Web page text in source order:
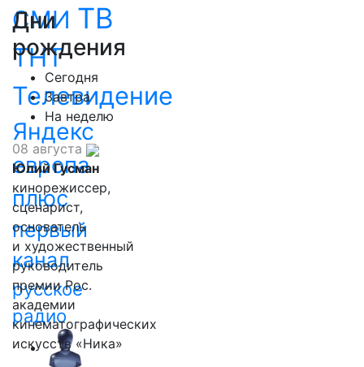
СМИ ТВ
ТНТ
Телевидение
Яндекс
европа
плюс
первый
канал
русское
радио
Дни
рождения
Сегодня
Завтра
На неделю
08 августа
Юлий Гусман
кинорежиссер,
сценарист,
основатель
и художественный
руководитель
премии Рос.
академии
кинематографических
искусств «Ника»